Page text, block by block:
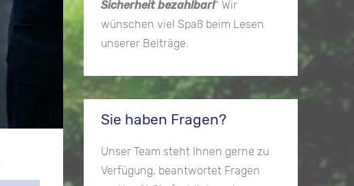
Sicherheit bezahlbar!“ Wir
wünschen viel Spaß beim Lesen
unserer Beiträge.
Sie haben Fragen?
Unser Team steht Ihnen gerne zu
Verfügung, beantwortet Fragen